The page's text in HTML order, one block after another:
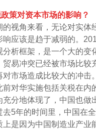
策对资本市场的影响？
的视角来看，无论对实体
响应该是趋于减弱的。
析框架，是一个大的变
贸易冲突已经被市场比较
市场造成比较大的冲击。
前对华实施包括关税在内
充分地体现了，中国也做
去5年的时间里，中国在
上是因为中国制造业产业